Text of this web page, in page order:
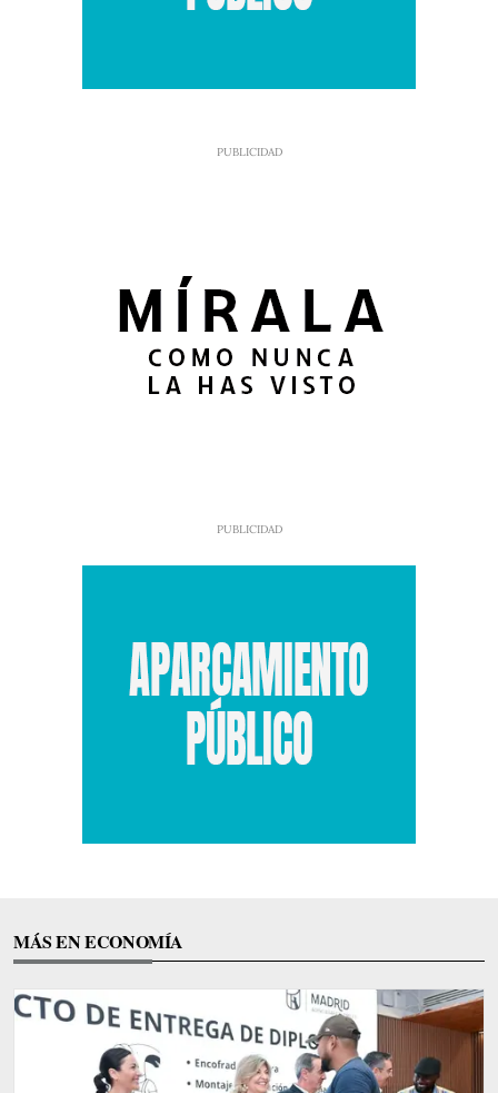
MÁS EN ECONOMÍA